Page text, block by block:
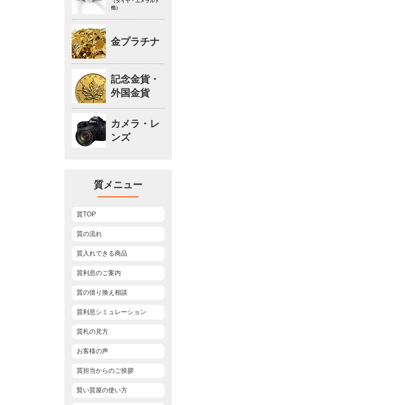
他）
金プラチナ
記念金貨・
外国金貨
カメラ・レ
ンズ
質メニュー
質TOP
質の流れ
質入れできる商品
質利息のご案内
質の借り換え相談
質利息シミュレーション
質札の見方
お客様の声
質担当からのご挨拶
賢い質屋の使い方